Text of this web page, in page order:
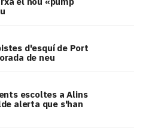
d'esquí de Port
de neu
escoltes a Alins
alerta que s'han